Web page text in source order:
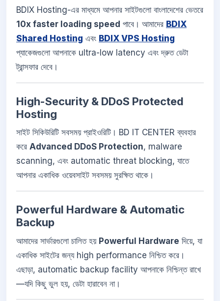
BDIX Hosting-এর মাধ্যমে আপনার সাইটগুলো বাংলাদেশের ভেতরে
10x faster loading speed পাবে। আমাদের BDIX
Shared Hosting এবং BDIX VPS Hosting
প্যাকেজগুলো আপনাকে ultra-low latency এবং দ্রুত ডেটা
ট্রান্সফার দেবে।
High-Security & DDoS Protected
Hosting
সাইট সিকিউরিটি সবসময় প্রাইওরিটি। BD IT CENTER ব্যবহার
করে Advanced DDoS Protection, malware
scanning, এবং automatic threat blocking, যাতে
আপনার একাধিক ওয়েবসাইট সবসময় সুরক্ষিত থাকে।
Powerful Hardware & Automatic
Backup
আমাদের সার্ভারগুলো চালিত হয় Powerful Hardware দিয়ে, যা
একাধিক সাইটের জন্য high performance নিশ্চিত করে।
এছাড়া, automatic backup facility আপনাকে নিশ্চিন্ত রাখে
—যদি কিছু ভুল হয়, ডেটা হারাবেন না।